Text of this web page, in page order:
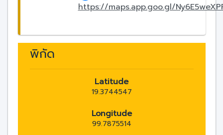
https://maps.app.goo.gl/
พิกัด
Latitude
19.3744547
Longitude
99.7875514